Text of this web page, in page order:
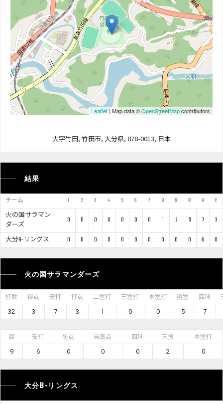
Leaflet | Map data ©OpenStreetMapcontributors
大字竹田, 竹田市, 大分県, 878-0013, 日本
結果
チーム 1 2 3 4 5 6 7 8 9 R H E
火の国サラマン
ダーズ
0 0 0 0 0 0 0 1 2 3 7 3
大分B-リングス 0 0 0 0 0 0 0 0 0 0 6 0
火の国サラマンダーズ
打数 得点 安打 打点 二塁打 三塁打 本塁打 盗塁 四球
32 3 7 3 1 0 0 5 7
回 安打 失点 自責点 四球 三振 本塁打
9 6 0 0 0 2 0
大分B-リングス